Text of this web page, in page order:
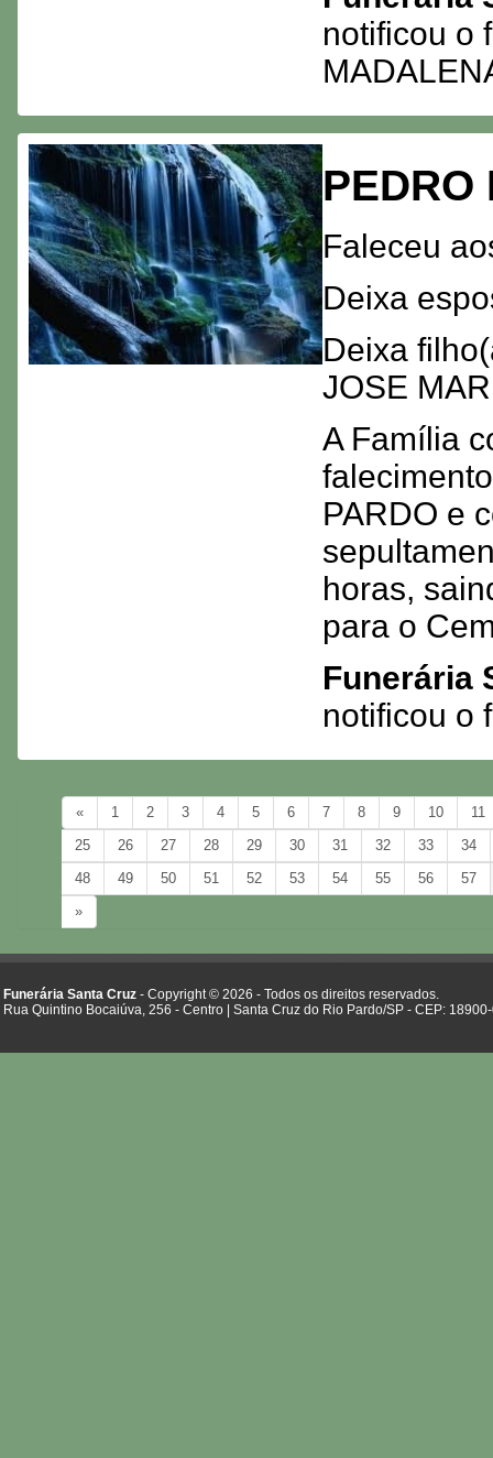
notificou o
PEDRO
Faleceu
Deixa
Deixa
JOSE
A Família
PARDO e
horas,
para o
Funerária
notificou o
« 1 2 3 4 5 6 7 8 9 10
11
25
26 27 28 29 30 31 32 33
34
48
49 50 51 52 53 54 55 56
57
»
Funerária Santa Cruz - Copyright © 2026 - Todos os direitos reservados.
Rua Quintino Bocaiúva, 256 - Centro | Santa Cruz do Rio Pardo/SP - CEP: